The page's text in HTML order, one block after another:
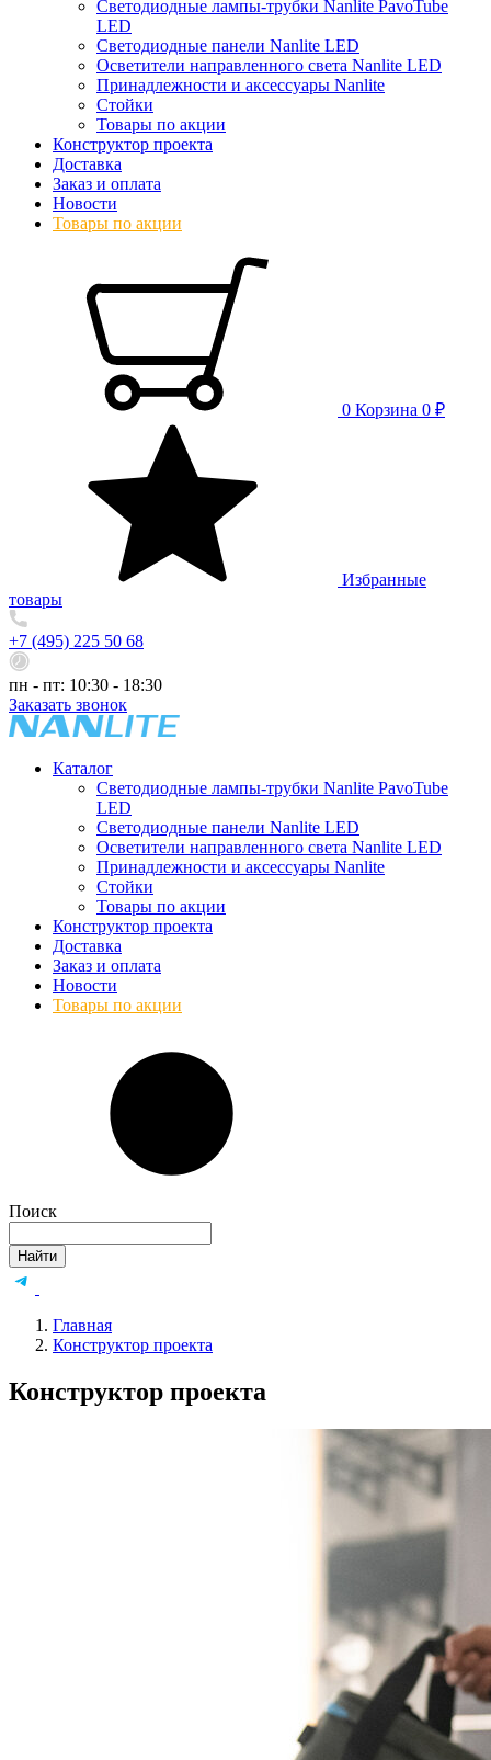
Светодиодные лампы-трубки Nanlite PavoTube
LED
Светодиодные панели Nanlite LED
Осветители направленного света Nanlite LED
Принадлежности и аксессуары Nanlite
Стойки
Товары по акции
Конструктор проекта
Доставка
Заказ и оплата
Новости
Товары по акции
0 Корзина 0 ₽
Избранные
товары
+7 (495) 225 50 68
пн - пт: 10:30 - 18:30
Заказать звонок
Каталог
Светодиодные лампы-трубки Nanlite PavoTube
LED
Светодиодные панели Nanlite LED
Осветители направленного света Nanlite LED
Принадлежности и аксессуары Nanlite
Стойки
Товары по акции
Конструктор проекта
Доставка
Заказ и оплата
Новости
Товары по акции
Поиск
Найти
Главная
Конструктор проекта
Конструктор проекта